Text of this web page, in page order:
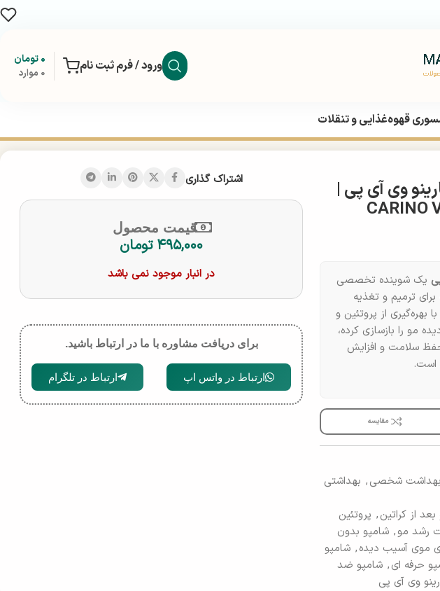
ورود / فرم ثبت نام 0 موارد
۰تومان
قهوهغذایی و تنقلات
وی آی پی |
CARINO
یک شوینده تخصصی
ترمیم و تغذیه
از پروتئین و
مو را بازسازی کرده،
سلامت و افزایش
است.
مقایسه
بهداشت شخصی, بهداشتی
از کراتین, پروتئین
رشد مو, شامپو بدون
موی آسیب دیده, شامپو
حرفه ای, شامپو ضد
وی آی پی
اشتراک گذاری
قیمت محصول
۴۹۵,۰۰۰ تومان
در انبار موجود نمی باشد
برای دریافت مشاوره با ما در ارتباط باشید.
ارتباط در واتس اپ ارتباط در تلگرام